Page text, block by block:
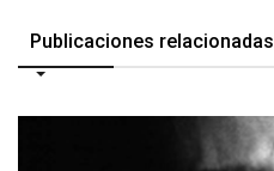
Publicaciones relacionadas